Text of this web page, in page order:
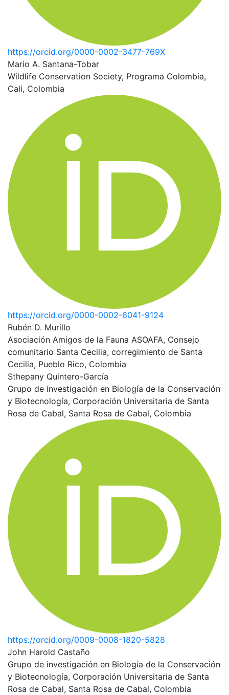
https://orcid.org/0000-0002-3477-769X
Mario A. Santana-Tobar
Wildlife Conservation Society, Programa Colombia,
Cali, Colombia
https://orcid.org/0000-0002-6041-9124
Rubén D. Murillo
Asociación Amigos de la Fauna ASOAFA, Consejo
comunitario Santa Cecilia, corregimiento de Santa
Cecilia, Pueblo Rico, Colombia
Sthepany Quintero-García
Grupo de investigación en Biología de la Conservación
y Biotecnología, Corporación Universitaria de Santa
Rosa de Cabal, Santa Rosa de Cabal, Colombia
https://orcid.org/0009-0008-1820-5828
John Harold Castaño
Grupo de investigación en Biología de la Conservación
y Biotecnología, Corporación Universitaria de Santa
Rosa de Cabal, Santa Rosa de Cabal, Colombia